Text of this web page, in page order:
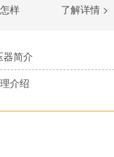
了解详情 >
样
器简介
介绍